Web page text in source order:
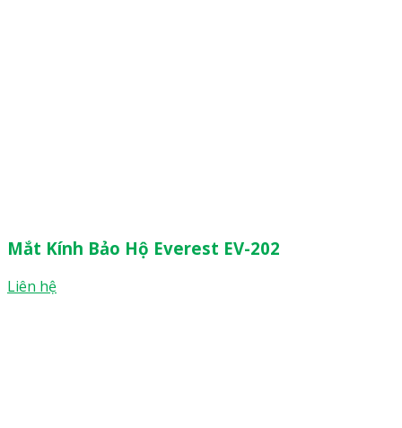
Mắt Kính Bảo Hộ Everest EV-202
Liên hệ